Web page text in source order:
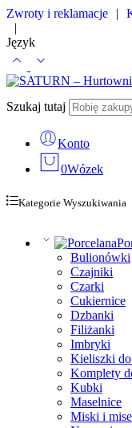
Zwroty i reklamacje |
|
Język
Szukaj tutaj
Konto
0Wózek
Kategorie Wyszukiwania
Bulionówki
Czajniki
Czarki
Cukiernice
Dzbanki
Filiżanki
Imbryki
Kieliszki
Komplety
Kubki
Maselnice
Miski i